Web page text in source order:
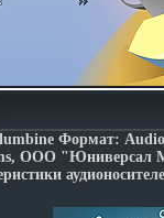
Формат:
ООО "Юниверсал